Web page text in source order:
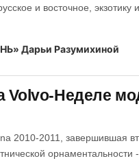
и восточное, экзотику
Volvo-Неделе
2010-2011, завершившая
орнаментальности